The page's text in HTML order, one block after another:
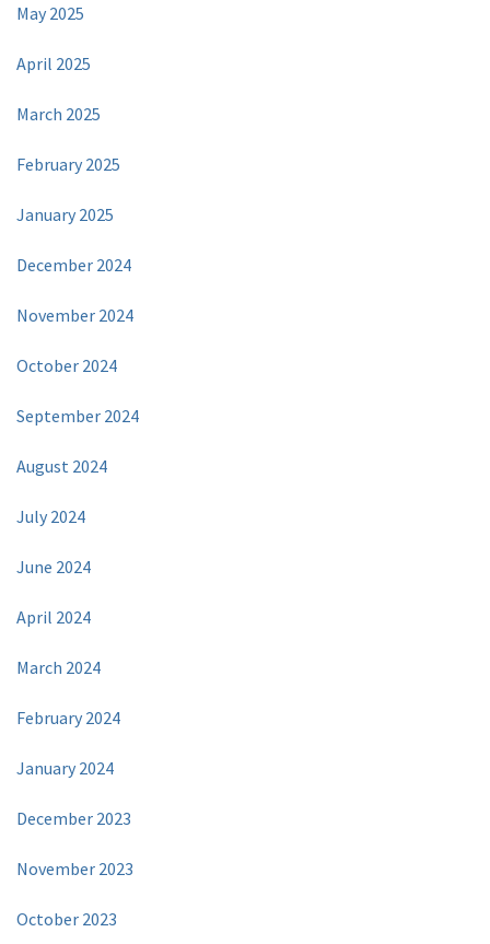
May 2025
April 2025
March 2025
February 2025
January 2025
December 2024
November 2024
October 2024
September 2024
August 2024
July 2024
June 2024
April 2024
March 2024
February 2024
January 2024
December 2023
November 2023
October 2023